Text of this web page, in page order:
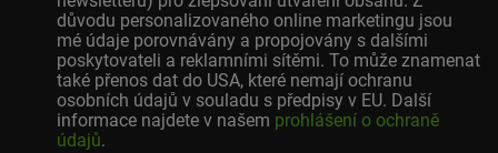
důvodu personalizovaného online marketingu jsou
mé údaje porovnávány a propojovány s dalšími
poskytovateli a reklamními sítěmi. To může znamenat
také přenos dat do USA, které nemají ochranu
osobních údajů v souladu s předpisy v EU. Další
informace najdete v našem prohlášení o ochraně
údajů.